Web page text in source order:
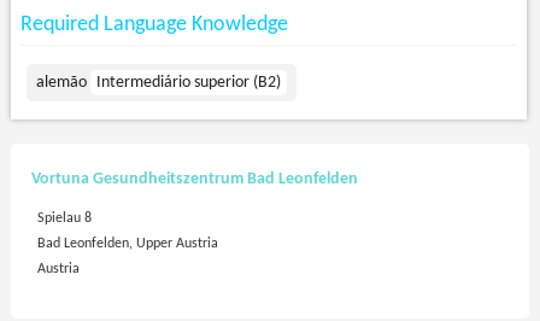
Required Language Knowledge
alemão Intermediário superior (B2)
Vortuna Gesundheitszentrum Bad Leonfelden
Spielau 8
Bad Leonfelden, Upper Austria
Austria